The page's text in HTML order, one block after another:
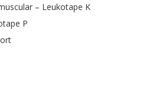
– Leukotape K
P